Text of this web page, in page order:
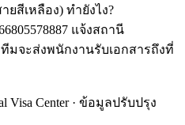
ยสีเหลือง) ทำยังไง?
แจ้งสถานี
มจะส่งพนักงานรับเอกสารถึงที่
Visa Center · ข้อมูลปรับปรุง